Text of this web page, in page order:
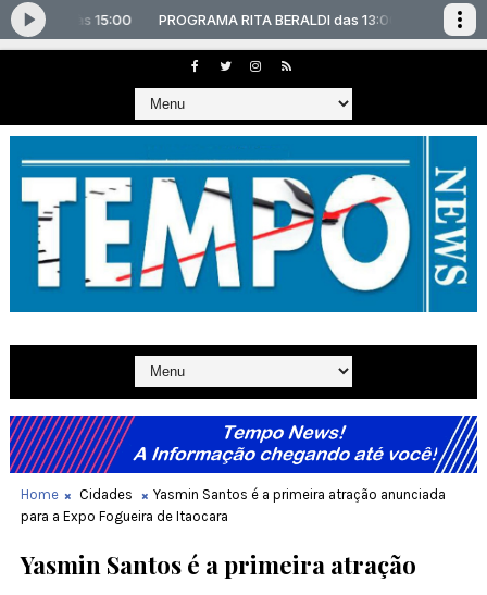
Home Cidades
Yasmin Santos é a primeira atração anunciada
para a Expo Fogueira de Itaocara
Yasmin Santos é a primeira atração